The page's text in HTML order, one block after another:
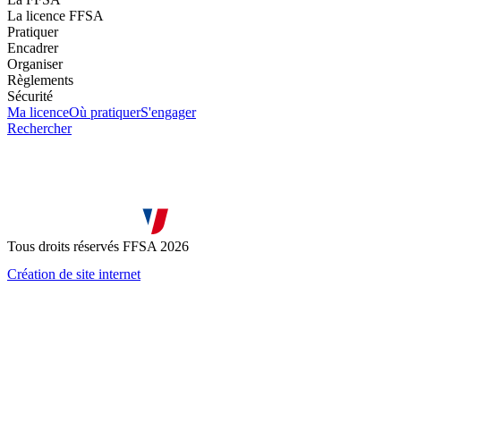
La licence FFSA
Pratiquer
Encadrer
Organiser
Règlements
Sécurité
Ma licenceOù pratiquerS'engager
Rechercher
Tous droits réservés FFSA 2026
Création de site internet